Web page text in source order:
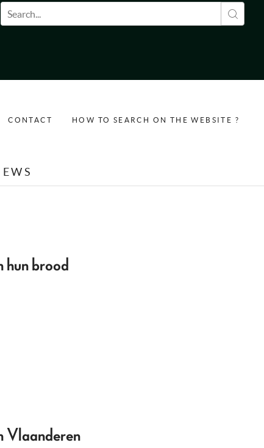
Search form
CONTACT HOW TO SEARCH ON THE WEBSITE ?
brood
Vlaanderen